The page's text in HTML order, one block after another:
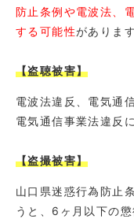
防止条例や電波法、
する可能性があります
【盗聴被害】
電波法違反、電気通
電気通信事業法違反
【盗撮被害】
山口県迷惑行為防止
うと、6ヶ月以下の